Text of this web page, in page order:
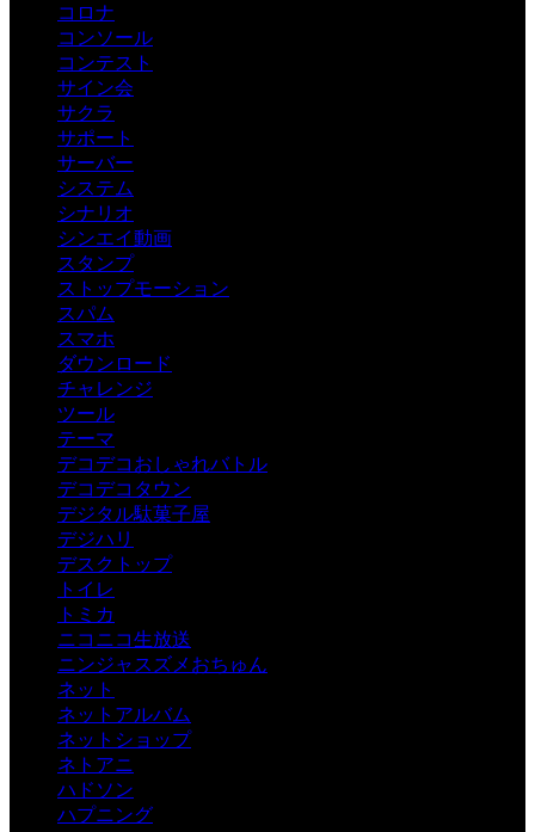
コロナ
コンソール
コンテスト
サイン会
サクラ
サポート
サーバー
システム
シナリオ
シンエイ動画
スタンプ
ストップモーション
スパム
スマホ
ダウンロード
チャレンジ
ツール
テーマ
デコデコおしゃれバトル
デコデコタウン
デジタル駄菓子屋
デジハリ
デスクトップ
トイレ
トミカ
ニコニコ生放送
ニンジャスズメおちゅん
ネット
ネットアルバム
ネットショップ
ネトアニ
ハドソン
ハプニング